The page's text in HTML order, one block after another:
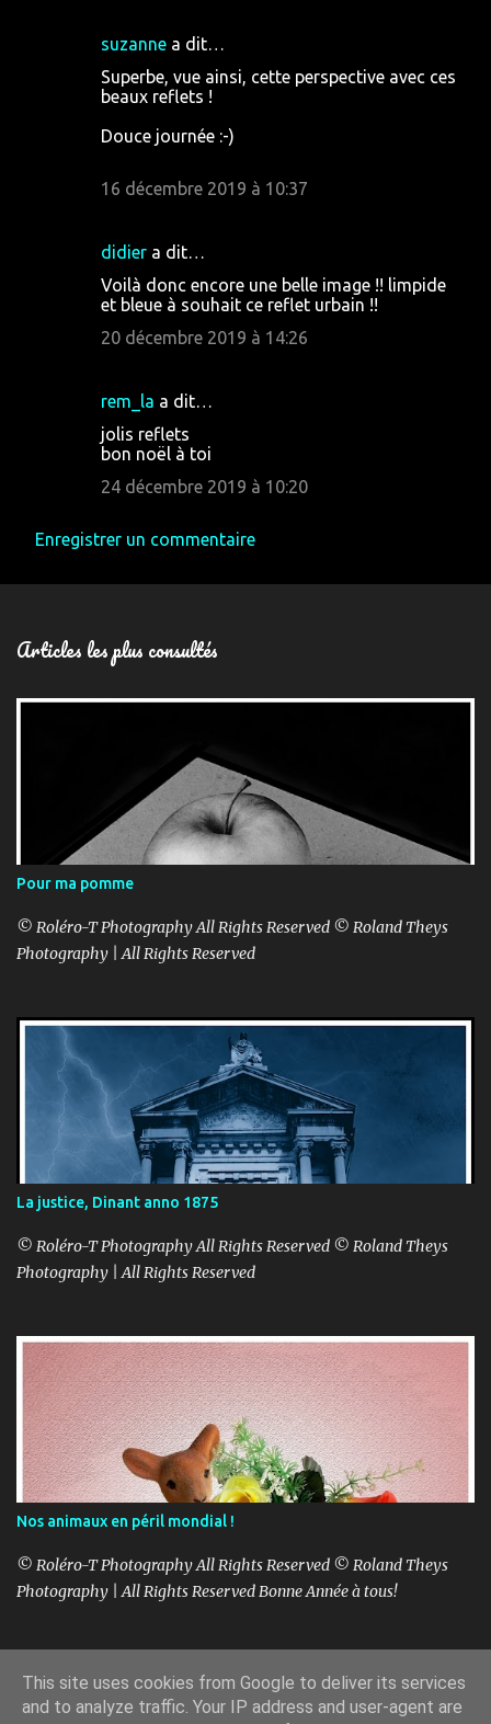
suzanne a dit…
Superbe, vue ainsi, cette perspective avec ces
beaux reflets !
Douce journée :-)
16 décembre 2019 à 10:37
didier a dit…
Voilà donc encore une belle image !! limpide
et bleue à souhait ce reflet urbain !!
20 décembre 2019 à 14:26
rem_la a dit…
jolis reflets
bon noël à toi
24 décembre 2019 à 10:20
Enregistrer un commentaire
Articles les plus consultés
Pour ma pomme
© Roléro-T Photography All Rights Reserved © Roland Theys
Photography | All Rights Reserved
La justice, Dinant anno 1875
© Roléro-T Photography All Rights Reserved © Roland Theys
Photography | All Rights Reserved
Nos animaux en péril mondial !
© Roléro-T Photography All Rights Reserved © Roland Theys
Photography | All Rights Reserved Bonne Année à tous!
Fourni par Blogger
This site uses cookies from Google to deliver its services
and to analyze traffic. Your IP address and user-agent are